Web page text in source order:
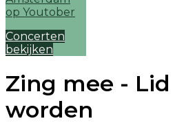
Concerten
bekijken
Zing mee - Lid
worden